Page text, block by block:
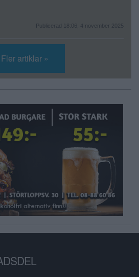
Publicerad 18:06, 4 november 2025
Fler artiklar »